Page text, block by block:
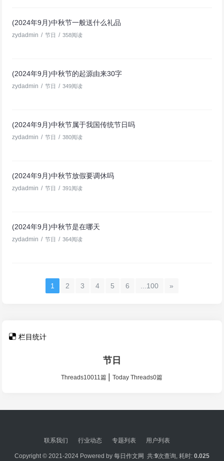
(2024年9月)中秋节一般送什么礼品
zydadmin / 节日 / 358阅读
(2024年9月)中秋节的起源由来30字
zydadmin / 节日 / 349阅读
(2024年9月)中秋节属于我国传统节日吗
zydadmin / 节日 / 380阅读
(2024年9月)中秋节放假要调休吗
zydadmin / 节日 / 391阅读
(2024年9月)中秋节是在哪天
zydadmin / 节日 / 364阅读
1 2 3 4 5 6 ...100 »
栏目统计
节日
Threads10011篇 Today Threads0篇
联系我们 行业动态 专题列表 用户列表
Copyright © 2021-2024 Powered by 每日作文网 共:9次查询, 耗时: 0.025